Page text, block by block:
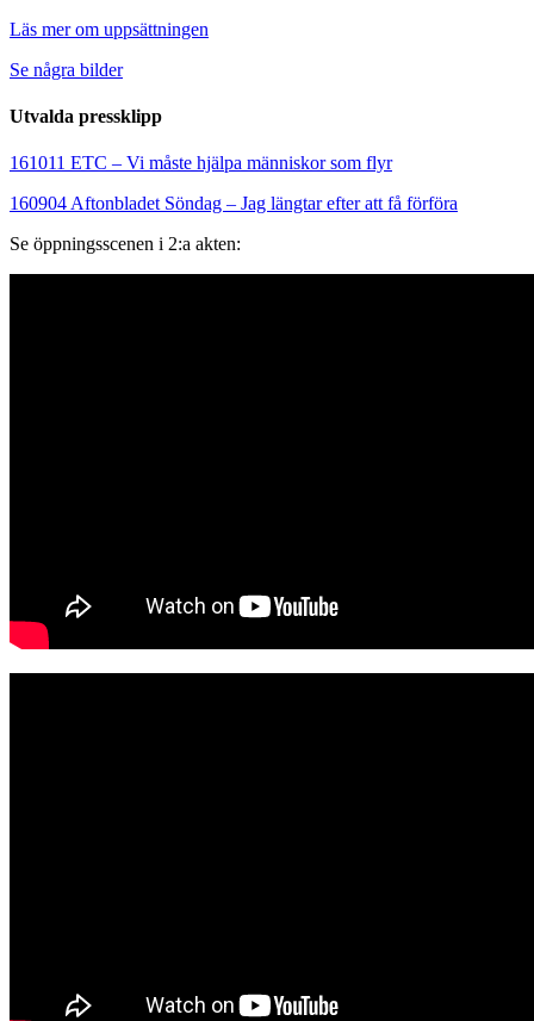
Läs mer om uppsättningen
Se några bilder
Utvalda pressklipp
161011 ETC – Vi måste hjälpa människor som flyr
160904 Aftonbladet Söndag – Jag längtar efter att få förföra
Se öppningsscenen i 2:a akten: